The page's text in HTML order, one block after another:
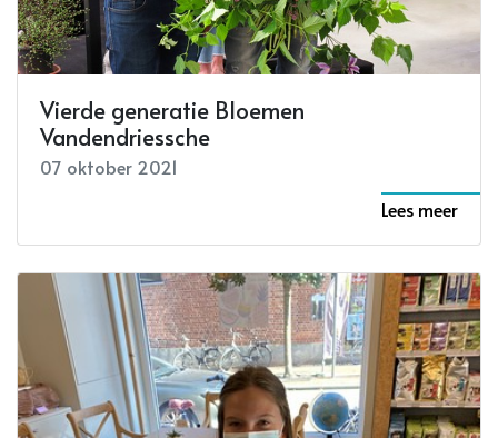
Vierde generatie Bloemen
Vandendriessche
07 oktober 2021
Lees meer